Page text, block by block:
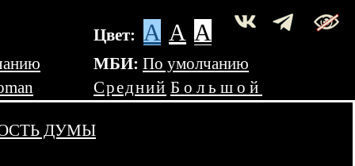
Цвет: A A A
МБИ: По умолчанию
Средний Большой
ДУМЫ